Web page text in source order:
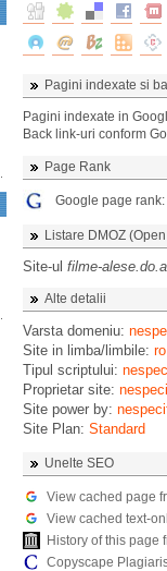
Pagini indexate si
Pagini indexate in
Back link-uri conform
Page Rank
Google page rank:
Listare DMOZ
Site-ul filme-
Alte detalii
Varsta domeniu:
Site in limba/limbile: ro
Tipul scriptului:
Proprietar site:
Site power by:
Site Plan: Standard
Unelte SEO
View cached page
View cached text-
History of this page
Copyscape